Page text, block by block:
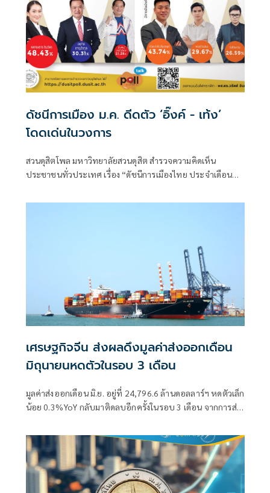
ดัชนีการเมือง ม.ค. ดีดตัว ‘อิ๊งค์ - เท้ง’
โดดเด่นในวงการ
สวนดุสิตโพล มหาวิทยาลัยสวนดุสิต สำรวจความคิดเห็น
ประชาชนทั่วประเทศ เรื่อง “ดัชนีการเมืองไทย ประจำเดือน
ออนไลน์และภาคสนาม) ระหว่างวันที่ 27-31 มกราคม 2568
เศรษฐกิจจีน ส่งผลดึงมูลค่าส่งออกเดือน
มิถุนายนหดตัวในรอบ 3 เดือน
มูลค่าส่งออกเดือน มิ.ย. อยู่ที่ 24,796.6 ล้านดอลลาร์ฯ หดตัวเล็ก
น้อย 0.3%YoY กลับมาติดลบอีกครั้งในรอบ 3 เดือน จากการส่ง
ผลสืบเนื่องจากการส่งออกที่เร่งตัวเมื่อเดือน พ.ค.